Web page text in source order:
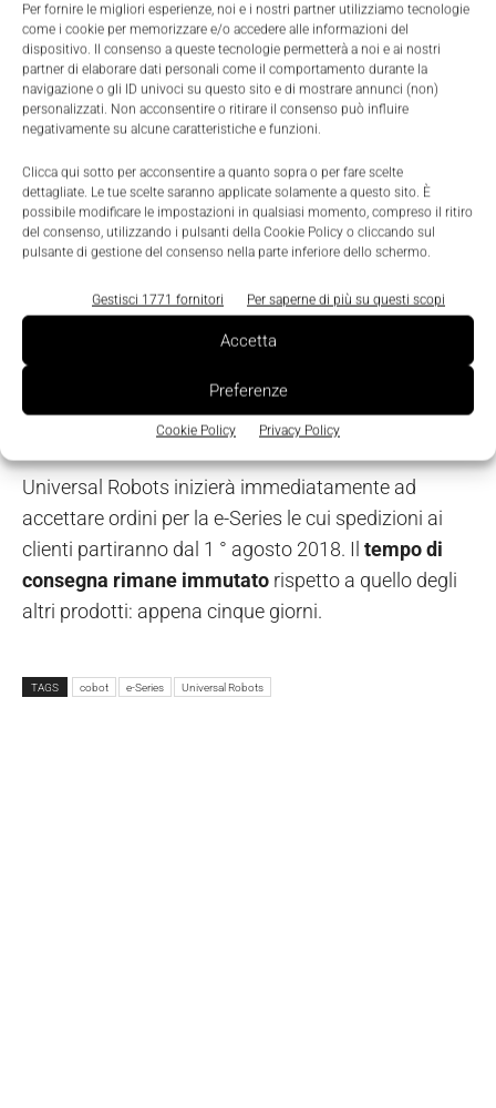
Per fornire le migliori esperienze, noi e i nostri partner utilizziamo tecnologie
come i cookie per memorizzare e/o accedere alle informazioni del
dispositivo. Il consenso a queste tecnologie permetterà a noi e ai nostri
partner di elaborare dati personali come il comportamento durante la
navigazione o gli ID univoci su questo sito e di mostrare annunci (non)
personalizzati. Non acconsentire o ritirare il consenso può influire
negativamente su alcune caratteristiche e funzioni.
Clicca qui sotto per acconsentire a quanto sopra o per fare scelte
dettagliate. Le tue scelte saranno applicate solamente a questo sito. È
possibile modificare le impostazioni in qualsiasi momento, compreso il ritiro
del consenso, utilizzando i pulsanti della Cookie Policy o cliccando sul
pulsante di gestione del consenso nella parte inferiore dello schermo.
Gestisci 1771 fornitori Per saperne di più su questi scopi
Accetta
Preferenze
Cookie Policy Privacy Policy
nel cobot), che rendono l'automazione collaborativa
più facile e sicura che mai.
Le funzioni di sicurezza sonocertificate da TÜV
ISO 13849-1 e EN ISO 10218-1 (Cat. 3 PLd) per la
collaborazione uomo-robot in assenza di barriere
protettive.
Inoltre sono state rese più semplici e veloci anche
operazioni di manutenzione
la sostituzione di uno qualunque dei giunti del cobot
in un lasso di tempo compreso fra i 2 e i 6 minuti. Il
tempo di intervento più veloce del mercato.
Universal Robots inizierà immediatamente ad
accettare ordini per la e-Series le cui spedizioni ai
clienti partiranno dal 1 ° agosto 2018. Il tempo di
consegna rimane immutato rispetto a quello degli
altri prodotti: appena cinque giorni.
TAGS cobot e-Series Universal Robots